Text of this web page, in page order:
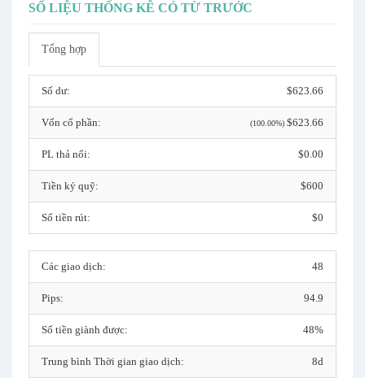
SỐ LIỆU THỐNG KÊ CÓ TỪ TRƯỚC
Tổng hợp
Số dư: $623.66
Vốn cổ phần: (100.00%) $623.66
PL thả nổi: $0.00
Tiền ký quỹ: $600
Số tiền rút: $0
Các giao dịch: 48
Pips: 94.9
Số tiền giành được: 48%
Trung bình Thời gian giao dịch: 8d